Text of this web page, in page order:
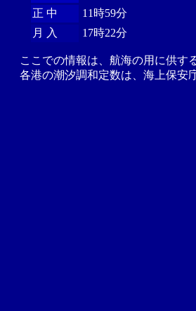
正 中
11時59分
月 入
17時22分
ここでの情報は、航海の用に供す
各港の潮汐調和定数は、海上保安